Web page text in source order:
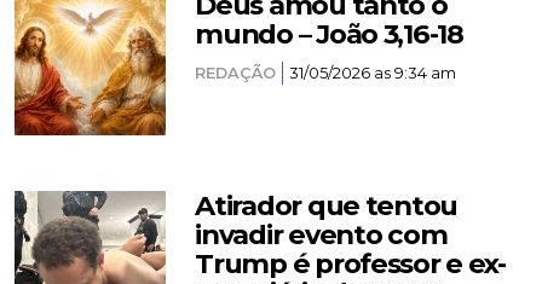
mundo – João 3,16-18
REDAÇÃO 31/05/2026 as 9:34 am
Atirador que tentou
invadir evento com
Trump é professor e ex-